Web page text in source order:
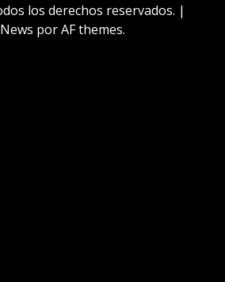
los derechos reservados. |
por AF themes.